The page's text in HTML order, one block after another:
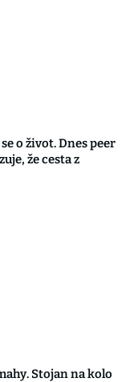
o život. Dnes peer
že cesta z
Stojan na kolo